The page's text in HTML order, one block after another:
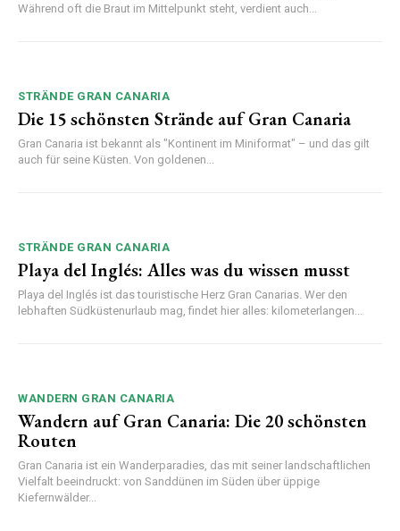
Während oft die Braut im Mittelpunkt steht, verdient auch...
STRÄNDE GRAN CANARIA
Die 15 schönsten Strände auf Gran Canaria
Gran Canaria ist bekannt als "Kontinent im Miniformat" – und das gilt
auch für seine Küsten. Von goldenen...
STRÄNDE GRAN CANARIA
Playa del Inglés: Alles was du wissen musst
Playa del Inglés ist das touristische Herz Gran Canarias. Wer den
lebhaften Südküstenurlaub mag, findet hier alles: kilometerlangen...
WANDERN GRAN CANARIA
Wandern auf Gran Canaria: Die 20 schönsten
Routen
Gran Canaria ist ein Wanderparadies, das mit seiner landschaftlichen
Vielfalt beeindruckt: von Sanddünen im Süden über üppige
Kiefernwälder...